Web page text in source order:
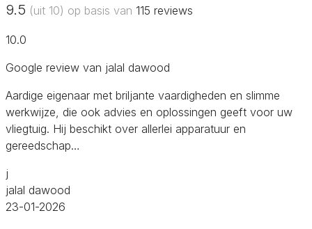
9.5 (uit 10) op basis van 115 reviews
10.0
Google review van jalal dawood
Aardige eigenaar met briljante vaardigheden en slimme
werkwijze, die ook advies en oplossingen geeft voor uw
vliegtuig. Hij beschikt over allerlei apparatuur en
gereedschap…
j
jalal dawood
23-01-2026